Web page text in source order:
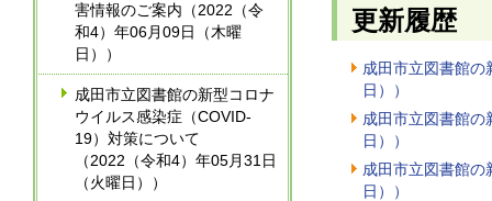
害情報のご案内（2022（令
和4）年06月09日（木曜
日））
成田市立図書館の新型コロナ
ウイルス感染症（COVID-
19）対策について
（2022（令和4）年05月31日
（火曜日））
更新履歴
成田市立図書館
日））
成田市立図書館
日））
成田市立図書館
日））